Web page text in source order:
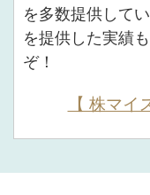
を多数提供して
を提供した実績
ぞ！
【 株マイ